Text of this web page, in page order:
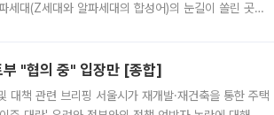
대(Z세대와 알파세대의 합성어)의 눈길이 쏠린 곳은
"협의 중" 입장만 [종합]
대책 관련 브리핑 서울시가 재개발·재건축을 통한 주택